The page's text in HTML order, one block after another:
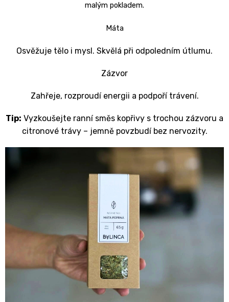
malým pokladem.
Máta
Osvěžuje tělo i mysl. Skvělá při odpoledním útlumu.
Zázvor
Zahřeje, rozproudí energii a podpoří trávení.
Tip: Vyzkoušejte ranní směs kopřivy s trochou zázvoru a
citronové trávy – jemně povzbudí bez nervozity.